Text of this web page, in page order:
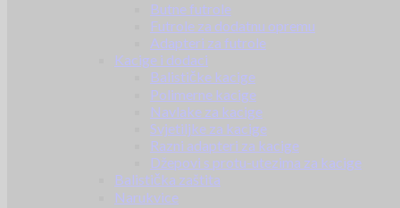
Butne futrole
Futrole za dodatnu opremu
Adapteri za futrole
Kacige i dodaci
Balističke kacige
Polimerne kacige
Navlake za kacige
Svjetiljke za kacige
Razni adapteri za kacige
Džepovi s protu-utezima za kacige
Balistička zaštita
Narukvice